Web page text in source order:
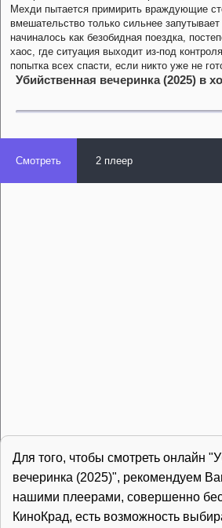
Мехди пытается примирить враждующие
вмешательство только сильнее
начиналось как безобидная поездка,
хаос, где ситуация выходит из-под
попытка всех спасти, если никто уже не
Убийственная вечеринка (2025) в
Смотреть 2 плеер
Для того, чтобы смотреть онлайн
вечеринка (2025)", рекомендуем
нашими плеерами, совершенно
КиноКрад, есть возможность